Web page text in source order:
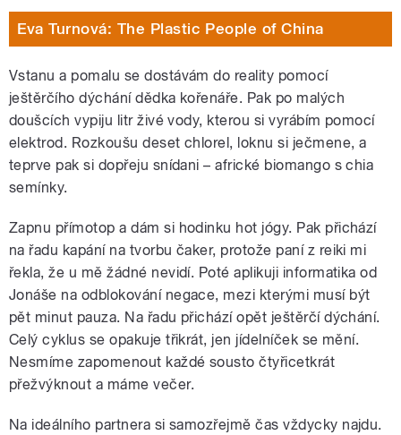
Eva Turnová: The Plastic People of China
Vstanu a pomalu se dostávám do reality pomocí
ještěrčího dýchání dědka kořenáře. Pak po malých
doušcích vypiju litr živé vody, kterou si vyrábím pomocí
elektrod. Rozkoušu deset chlorel, loknu si ječmene, a
teprve pak si dopřeju snídani – africké biomango s chia
semínky.
Zapnu přímotop a dám si hodinku hot jógy. Pak přichází
na řadu kapání na tvorbu čaker, protože paní z reiki mi
řekla, že u mě žádné nevidí. Poté aplikuji informatika od
Jonáše na odblokování negace, mezi kterými musí být
pět minut pauza. Na řadu přichází opět ještěrčí dýchání.
Celý cyklus se opakuje třikrát, jen jídelníček se mění.
Nesmíme zapomenout každé sousto čtyřicetkrát
přežvýknout a máme večer.
Na ideálního partnera si samozřejmě čas vždycky najdu.